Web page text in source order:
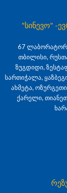
"სინევო" -
67
თბილისი,
ზუგდიდი,
სართიჭალა,
ახმეტა,
ქარელი,